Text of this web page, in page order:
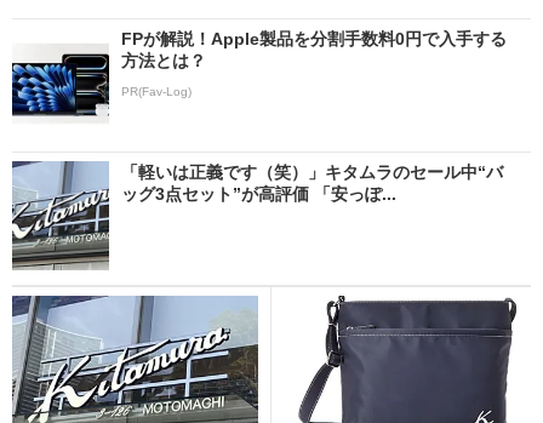
FPが解説！Apple製品を分割手数料0円で入手する
方法とは？
PR(Fav-Log)
「軽いは正義です（笑）」キタムラのセール中“バ
ッグ3点セット”が高評価 「安っぽ...